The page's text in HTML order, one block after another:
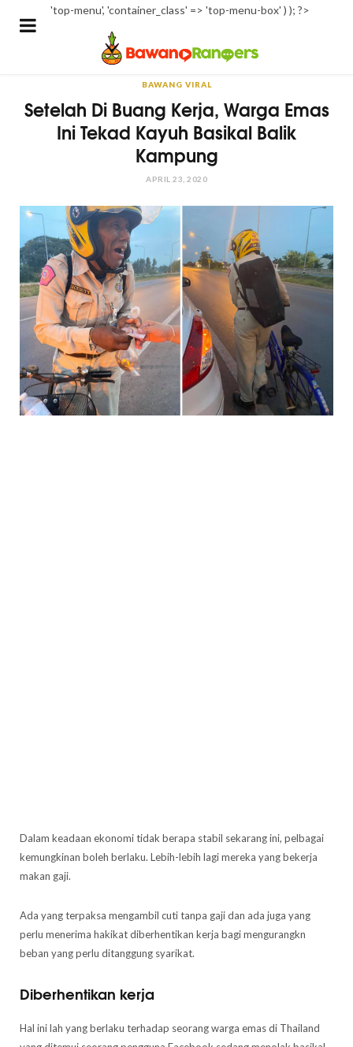
'top-menu', 'container_class' => 'top-menu-box' ) ); ?>
BAWANG VIRAL
Setelah Di Buang Kerja, Warga Emas
Ini Tekad Kayuh Basikal Balik
Kampung
APRIL 23, 2020
Dalam keadaan ekonomi tidak berapa stabil sekarang ini, pelbagai
kemungkinan boleh berlaku. Lebih-lebih lagi mereka yang bekerja
makan gaji.
Ada yang terpaksa mengambil cuti tanpa gaji dan ada juga yang
perlu menerima hakikat diberhentikan kerja bagi mengurangkn
beban yang perlu ditanggung syarikat.
Diberhentikan kerja
Hal ini lah yang berlaku terhadap seorang warga emas di Thailand